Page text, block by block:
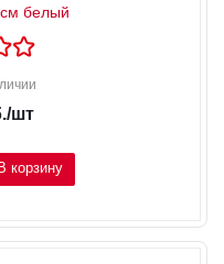
белый
/шт
В корзину